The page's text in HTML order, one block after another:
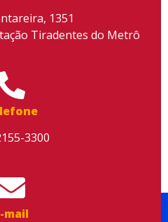
1351
Tiradentes do Metrô
3300
mail
o uso do site, personalizar o
e proporcionar mais
Para saber mais, consulte nossa
Privacidade